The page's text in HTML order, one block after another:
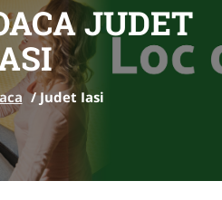
JUDET
/Judet Iasi